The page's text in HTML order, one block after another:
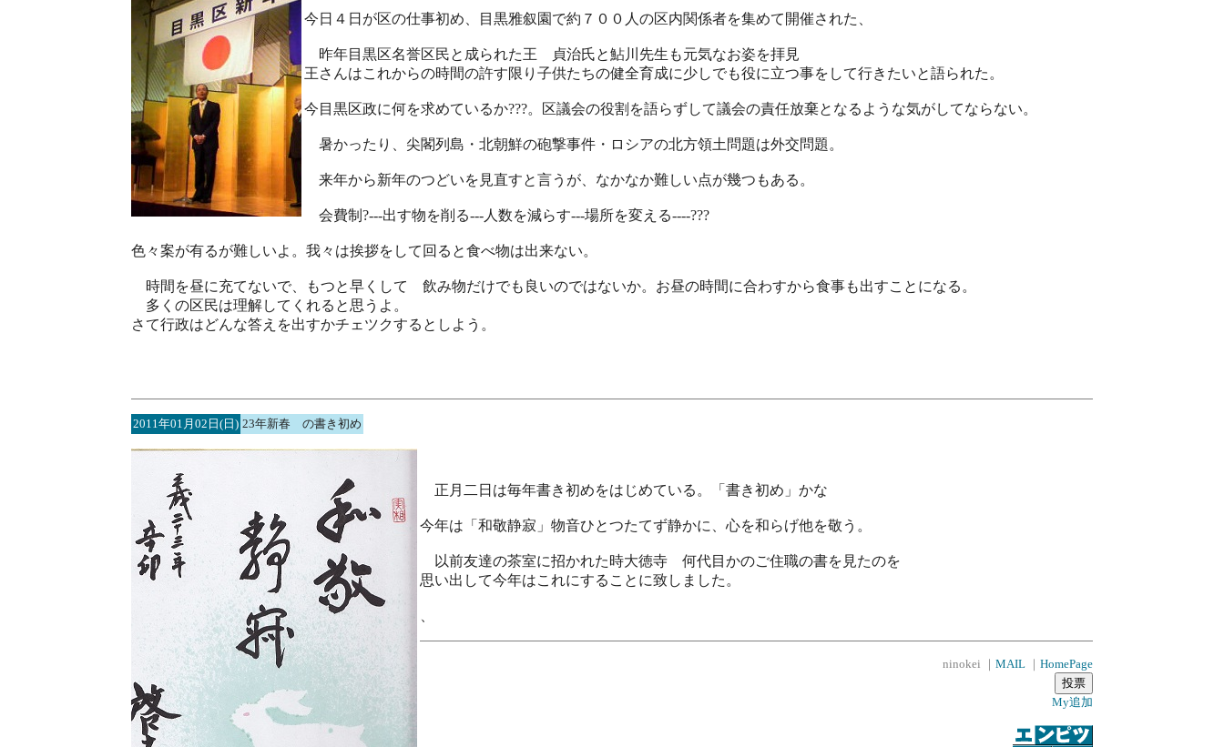
今日４日が区の仕事初め、目黒雅叙園で約７００人の区内関係者を集めて開催された、
昨年目黒区名誉区民と成られた王 貞治氏と鮎川先生も元気なお姿を拝見
王さんはこれからの時間の許す限り子供たちの健全育成に少しでも役に立つ事をして行きたいと語られた。
今目黒区政に何を求めているか???。区議会の役割を語らずして議会の責任放棄となるような気がしてならない。
暑かったり、尖閣列島・北朝鮮の砲撃事件・ロシアの北方領土問題は外交問題。
来年から新年のつどいを見直すと言うが、なかなか難しい点が幾つもある。
会費制?---出す物を削る---人数を減らす---場所を変える----???
色々案が有るが難しいよ。我々は挨拶をして回ると食べ物は出来ない。
時間を昼に充てないで、もつと早くして 飲み物だけでも良いのではないか。お昼の時間に合わすから食事も出すことになる。
多くの区民は理解してくれると思うよ。
さて行政はどんな答えを出すかチェツクするとしよう。
2011年01月02日(日) 23年新春 の書き初め
正月二日は毎年書き初めをはじめている。「書き初め」かな
今年は「和敬静寂」物音ひとつたてず静かに、心を和らげ他を敬う。
以前友達の茶室に招かれた時大徳寺 何代目かのご住職の書を見たのを
思い出して今年はこれにすることに致しました。
ninokei ｜ MAIL ｜ HomePage
My追加